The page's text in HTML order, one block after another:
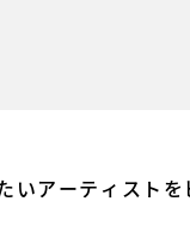
アーティスト